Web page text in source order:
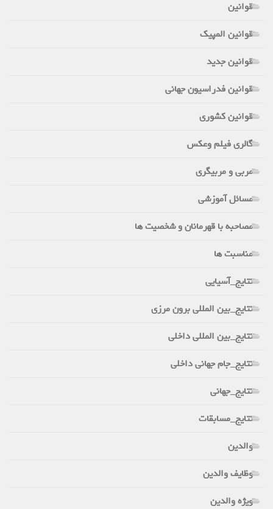
قوانین
قوانین المپیک
قوانین جدید
قوانین فدراسیون جهانی
قوانین کشوری
گالری فیلم وعکس
مربی و مربیگری
مسائل آموزشی
مصاحبه با قهرمانان و شخصیت ها
مناسبت ها
نتایج_آسیایی
نتایج_بین المللی برون مرزی
نتایج_بین المللی داخلی
نتایج_جام جهانی داخلی
نتایج_جهانی
نتایج_مسابقات
والدین
وظایف والدین
ویژه والدین